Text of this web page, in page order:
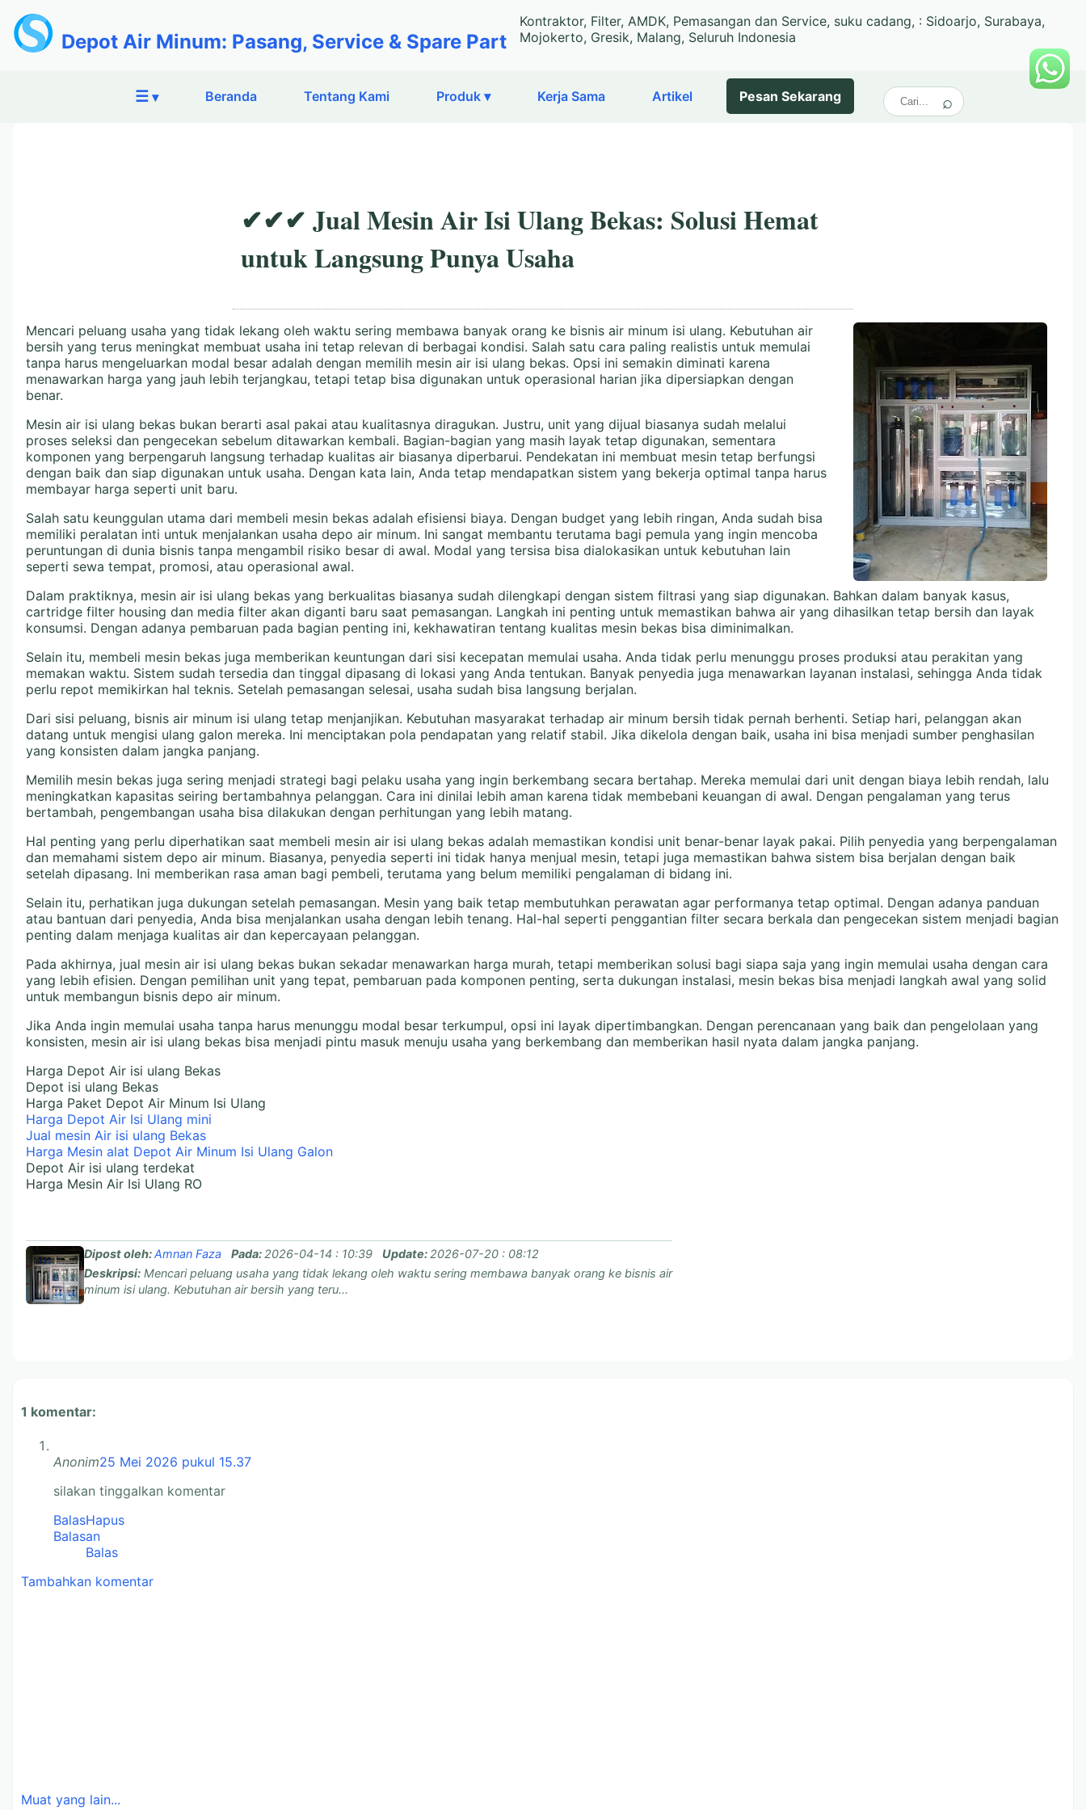
Depot Air Minum: Pasang, Service & Spare Part
Kontraktor, Filter, AMDK, Pemasangan dan Service, suku cadang, : Sidoarjo, Surabaya,
Mojokerto, Gresik, Malang, Seluruh Indonesia
☰ ▾ Beranda Tentang Kami Produk ▾ Kerja Sama Artikel Pesan Sekarang
✔✔✔ Jual Mesin Air Isi Ulang Bekas: Solusi Hemat
untuk Langsung Punya Usaha
Mencari peluang usaha yang tidak lekang oleh waktu sering membawa banyak orang ke bisnis air minum isi ulang. Kebutuhan air
bersih yang terus meningkat membuat usaha ini tetap relevan di berbagai kondisi. Salah satu cara paling realistis untuk memulai
tanpa harus mengeluarkan modal besar adalah dengan memilih mesin air isi ulang bekas. Opsi ini semakin diminati karena
menawarkan harga yang jauh lebih terjangkau, tetapi tetap bisa digunakan untuk operasional harian jika dipersiapkan dengan
benar.
Mesin air isi ulang bekas bukan berarti asal pakai atau kualitasnya diragukan. Justru, unit yang dijual biasanya sudah melalui
proses seleksi dan pengecekan sebelum ditawarkan kembali. Bagian-bagian yang masih layak tetap digunakan, sementara
komponen yang berpengaruh langsung terhadap kualitas air biasanya diperbarui. Pendekatan ini membuat mesin tetap berfungsi
dengan baik dan siap digunakan untuk usaha. Dengan kata lain, Anda tetap mendapatkan sistem yang bekerja optimal tanpa harus
membayar harga seperti unit baru.
Salah satu keunggulan utama dari membeli mesin bekas adalah efisiensi biaya. Dengan budget yang lebih ringan, Anda sudah bisa
memiliki peralatan inti untuk menjalankan usaha depo air minum. Ini sangat membantu terutama bagi pemula yang ingin mencoba
peruntungan di dunia bisnis tanpa mengambil risiko besar di awal. Modal yang tersisa bisa dialokasikan untuk kebutuhan lain
seperti sewa tempat, promosi, atau operasional awal.
Dalam praktiknya, mesin air isi ulang bekas yang berkualitas biasanya sudah dilengkapi dengan sistem filtrasi yang siap digunakan. Bahkan dalam banyak kasus,
cartridge filter housing dan media filter akan diganti baru saat pemasangan. Langkah ini penting untuk memastikan bahwa air yang dihasilkan tetap bersih dan layak
konsumsi. Dengan adanya pembaruan pada bagian penting ini, kekhawatiran tentang kualitas mesin bekas bisa diminimalkan.
Selain itu, membeli mesin bekas juga memberikan keuntungan dari sisi kecepatan memulai usaha. Anda tidak perlu menunggu proses produksi atau perakitan yang
memakan waktu. Sistem sudah tersedia dan tinggal dipasang di lokasi yang Anda tentukan. Banyak penyedia juga menawarkan layanan instalasi, sehingga Anda tidak
perlu repot memikirkan hal teknis. Setelah pemasangan selesai, usaha sudah bisa langsung berjalan.
Dari sisi peluang, bisnis air minum isi ulang tetap menjanjikan. Kebutuhan masyarakat terhadap air minum bersih tidak pernah berhenti. Setiap hari, pelanggan akan
datang untuk mengisi ulang galon mereka. Ini menciptakan pola pendapatan yang relatif stabil. Jika dikelola dengan baik, usaha ini bisa menjadi sumber penghasilan
yang konsisten dalam jangka panjang.
Memilih mesin bekas juga sering menjadi strategi bagi pelaku usaha yang ingin berkembang secara bertahap. Mereka memulai dari unit dengan biaya lebih rendah, lalu
meningkatkan kapasitas seiring bertambahnya pelanggan. Cara ini dinilai lebih aman karena tidak membebani keuangan di awal. Dengan pengalaman yang terus
bertambah, pengembangan usaha bisa dilakukan dengan perhitungan yang lebih matang.
Hal penting yang perlu diperhatikan saat membeli mesin air isi ulang bekas adalah memastikan kondisi unit benar-benar layak pakai. Pilih penyedia yang berpengalaman
dan memahami sistem depo air minum. Biasanya, penyedia seperti ini tidak hanya menjual mesin, tetapi juga memastikan bahwa sistem bisa berjalan dengan baik
setelah dipasang. Ini memberikan rasa aman bagi pembeli, terutama yang belum memiliki pengalaman di bidang ini.
Selain itu, perhatikan juga dukungan setelah pemasangan. Mesin yang baik tetap membutuhkan perawatan agar performanya tetap optimal. Dengan adanya panduan
atau bantuan dari penyedia, Anda bisa menjalankan usaha dengan lebih tenang. Hal-hal seperti penggantian filter secara berkala dan pengecekan sistem menjadi bagian
penting dalam menjaga kualitas air dan kepercayaan pelanggan.
Pada akhirnya, jual mesin air isi ulang bekas bukan sekadar menawarkan harga murah, tetapi memberikan solusi bagi siapa saja yang ingin memulai usaha dengan cara
yang lebih efisien. Dengan pemilihan unit yang tepat, pembaruan pada komponen penting, serta dukungan instalasi, mesin bekas bisa menjadi langkah awal yang solid
untuk membangun bisnis depo air minum.
Jika Anda ingin memulai usaha tanpa harus menunggu modal besar terkumpul, opsi ini layak dipertimbangkan. Dengan perencanaan yang baik dan pengelolaan yang
konsisten, mesin air isi ulang bekas bisa menjadi pintu masuk menuju usaha yang berkembang dan memberikan hasil nyata dalam jangka panjang.
Harga Depot Air isi ulang Bekas
Depot isi ulang Bekas
Harga Paket Depot Air Minum Isi Ulang
Harga Depot Air Isi Ulang mini
Jual mesin Air isi ulang Bekas
Harga Mesin alat Depot Air Minum Isi Ulang Galon
Depot Air isi ulang terdekat
Harga Mesin Air Isi Ulang RO
Dipost oleh:Amnan Faza Pada: 2026-04-14 : 10:39 Update: 2026-07-20 : 08:12
Deskripsi: Mencari peluang usaha yang tidak lekang oleh waktu sering membawa banyak orang ke bisnis air
minum isi ulang. Kebutuhan air bersih yang teru...
1 komentar:
Anonim25 Mei 2026 pukul 15.37
silakan tinggalkan komentar
BalasHapus
Balasan
Balas
Tambahkan komentar
Muat yang lain...